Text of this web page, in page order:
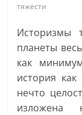
тяжести
Историзмы
планеты
как
история
нечто